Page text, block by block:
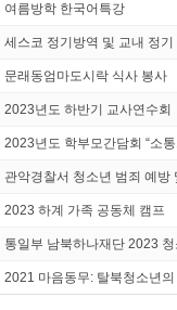
여름방학 한국어특강
세스코 정기방역 및 교내 정
문래동엄마도시락 식사 봉사
2023년도 하반기 교사연수회
2023년도 학부모간담회 “소
관악경찰서 청소년 범죄 예방
2023 하계 가족 공동체 캠프
통일부 남북하나재단 2023
2021 마음동무: 탈북청소년